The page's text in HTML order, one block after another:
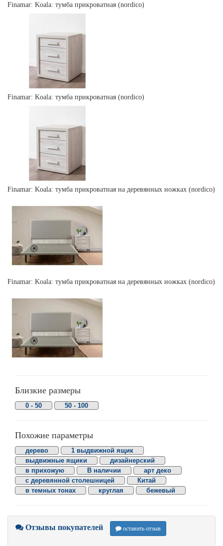
Finamar: Koala: тумба прикроватная (nordico)
Finamar: Koala: тумба прикроватная (nordico)
Finamar: Koala: тумба прикроватная на деревянных ножках (nordico)
Finamar: Koala: тумба прикроватная на деревянных ножках (nordico)
Близкие размеры
0 - 50 50 - 100
Похожие параметры
дерево
1 выдвижной ящик
выдвижные ящики
дизайнерский
в прихожую
В наличии
арт деко
с деревянной столешницей
Китай
в темных тонах
круглая бежевый
Отзывы покупателей оставить отзыв